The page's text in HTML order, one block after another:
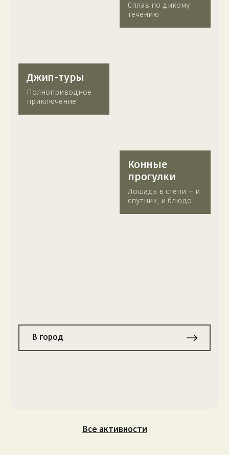
Сплав по дикому
течению
В город
Джип-туры
Полноприводное
приключение
Конные
прогулки
Лошадь в степи — и
спутник, и блюдо
Все активности